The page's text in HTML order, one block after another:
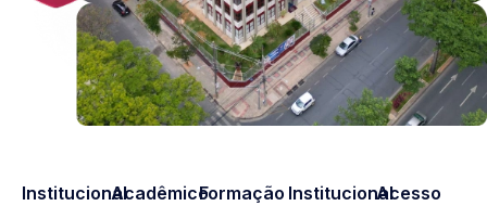
InstitucionalAcadêmicoFormação InstitucionalAcesso